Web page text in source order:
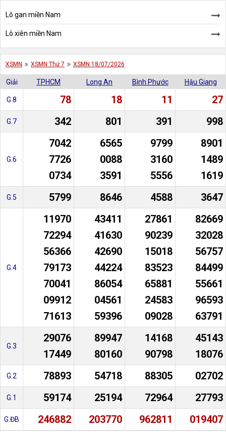
Lô gan miền Nam
Lô xiên miền Nam
XSMN XSMN Thứ 7 XSMN 18/07/2026
Giải TPHCM Long An Bình Phước Hậu Giang
G.8 78 18 11 27
G.7 342 801 391 998
G.6
7042
7726
0734
6565
0088
3591
9799
3160
5556
8901
1489
1619
G.5 5799 8646 4588 3647
G.4
11970
72294
56366
79173
70041
09912
71613
43411
41630
42690
44224
86054
04561
59396
27861
90239
15018
83523
65881
24583
09028
82669
32028
56757
84499
55661
96593
63791
G.3
29076
17449
89947
80160
14168
90798
45143
18076
G.2 78893 54718 88305 02702
G.1 59174 25194 72964 27793
G.ĐB 246882 203770 962811 019407